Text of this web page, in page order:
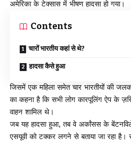
अमेरिका के टेक्सास में भीषण हादसा हो गया।
Contents
चारों भारतीय कहां से थे?
हादसा कैसे हुआ
जिसमें एक महिला समेत चार भारतीयों की
का कहना है कि सभी लोग कारपूलिंग ऐप के
वाहन शामिल थे।
जब यह हादसा हुआ, तब वे अर्कांसस के
एसयूवी को टक्कर लगने से बताया जा रहा है।